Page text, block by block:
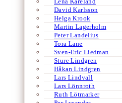
David Karlsson
Helga Krook
Martin Lagerholm
Peter Landelius
Tora Lane
Sven-Eric Liedman
Sture Lindgren
Håkan Lindgren
Lars Lindvall
Lars Lönnroth
Ruth Lötmarker